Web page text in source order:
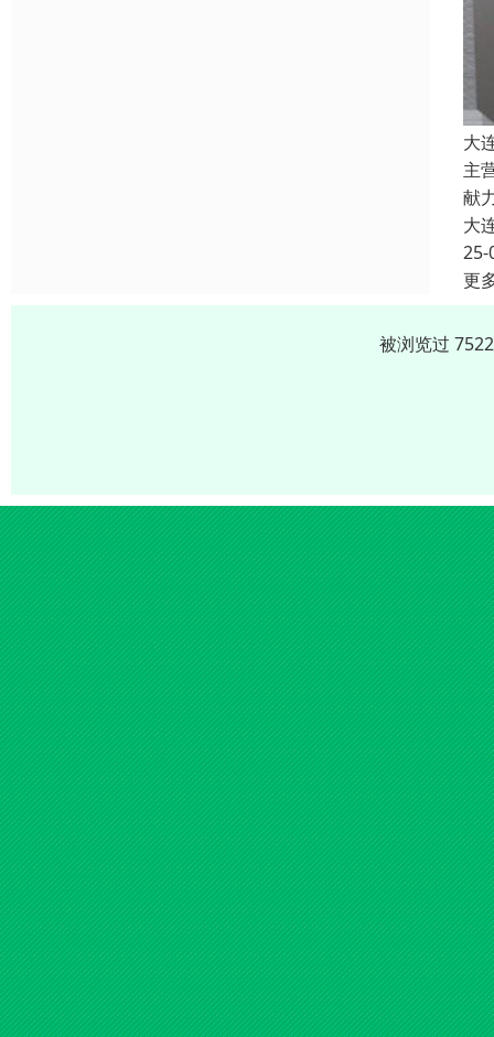
大
主
献
大
25-
更
被浏览过